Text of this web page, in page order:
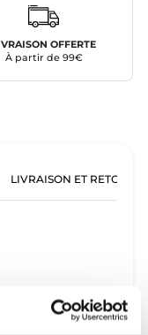
OFFERTE
À partir de 99€
LIVRAISON ET RETOURS